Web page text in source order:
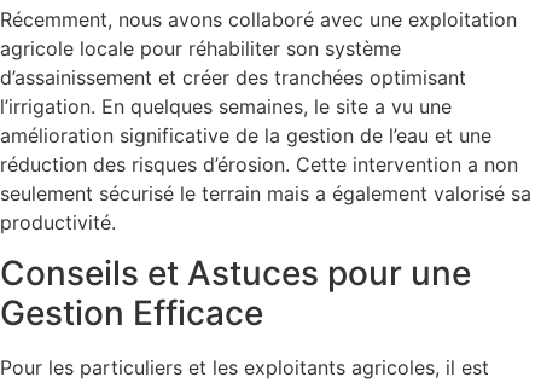
Récemment, nous avons collaboré avec une exploitation
agricole locale pour réhabiliter son système
d’assainissement et créer des tranchées optimisant
l’irrigation. En quelques semaines, le site a vu une
amélioration significative de la gestion de l’eau et une
réduction des risques d’érosion. Cette intervention a non
seulement sécurisé le terrain mais a également valorisé sa
productivité.
Conseils et Astuces pour une
Gestion Efficace
Pour les particuliers et les exploitants agricoles, il est